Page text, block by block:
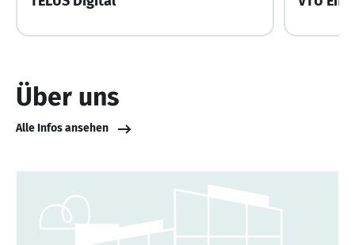
Über uns
Alle Infos ansehen